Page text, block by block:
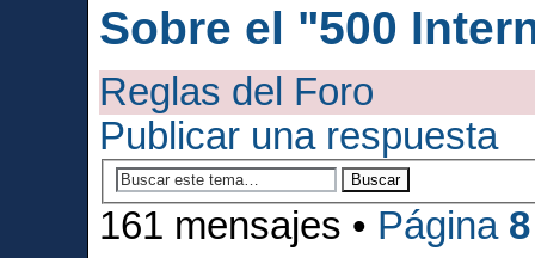
Sobre el "500
Reglas del Foro
Publicar una respuesta
161 mensajes • Página 8